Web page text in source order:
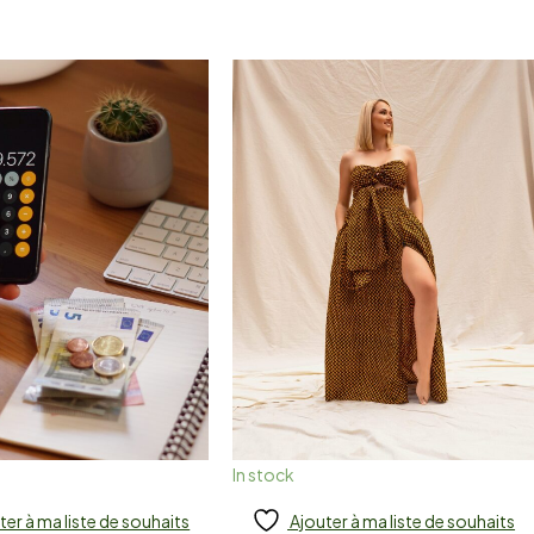
to cart
à ma liste de souhaits
In stock
Ajouter
Ajouter à ma liste de souhaits